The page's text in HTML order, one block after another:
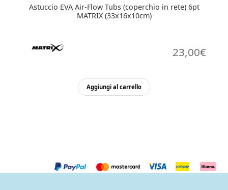
Astuccio EVA Air-Flow Tubs (coperchio in rete) 6pt
MATRIX (33x16x10cm)
23,00€
Aggiungi al carrello